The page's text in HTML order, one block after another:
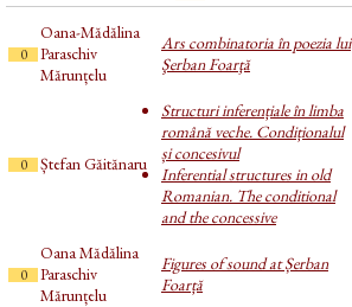
0
Oana-Mădălina
Paraschiv
Mărunțelu
Ars combinatoria în poezia lui
Şerban Foarţă
0 Ștefan Găitănaru
Structuri inferențiale în limba
română veche. Condiționalul
și concesivul
Inferential structures in old
Romanian. The conditional
and the concessive
0
Oana Mădălina
Paraschiv
Mărunțelu
Figures of sound at Șerban
Foarță